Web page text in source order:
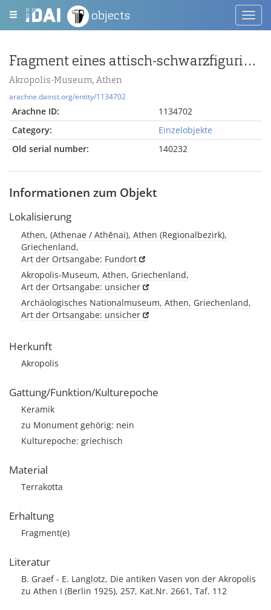
objects
Fragment eines attisch-schwarzfigurigen Gefäßdeckels mit Palmettenornament
Akropolis-Museum, Athen
arachne.dainst.org/entity/1134702
Arachne ID:
1134702
Category:
Einzelobjekte
Old serial number:
140232
Informationen zum Objekt
Lokalisierung
Athen, (Athenae / Athēnai), Athen (Regionalbezirk),
Griechenland,
Art der Ortsangabe: Fundort
Akropolis-Museum, Athen, Griechenland,
Art der Ortsangabe: unsicher
Archäologisches Nationalmuseum, Athen, Griechenland,
Art der Ortsangabe: unsicher
Herkunft
Akropolis
Gattung/Funktion/Kulturepoche
Keramik
zu Monument gehörig: nein
Kulturepoche: griechisch
Material
Terrakotta
Erhaltung
Fragment(e)
Literatur
B. Graef - E. Langlotz, Die antiken Vasen von der Akropolis
zu Athen I (Berlin 1925), 257, Kat.Nr. 2661, Taf. 112